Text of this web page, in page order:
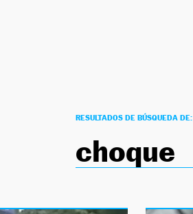
RESULTADOS DE BÚSQUEDA DE:
choque